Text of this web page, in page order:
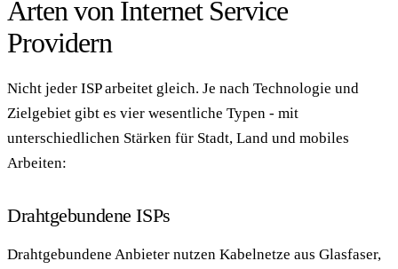
Arten von Internet Service
Providern
Nicht jeder ISP arbeitet gleich. Je nach Technologie und
Zielgebiet gibt es vier wesentliche Typen - mit
unterschiedlichen Stärken für Stadt, Land und mobiles
Arbeiten:
Drahtgebundene ISPs
Drahtgebundene Anbieter nutzen Kabelnetze aus Glasfaser,